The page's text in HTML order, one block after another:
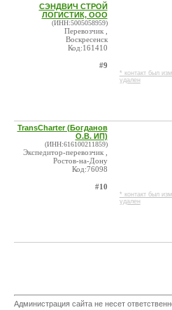
СЭНДВИЧ СТРОЙ
ЛОГИСТИК, ООО
(ИНН:5005058959)
Перевозчик ,
Воскресенск
Код:161410
#9
* контакт был
удален
TransCharter (Богданов
О.В. ИП)
(ИНН:616100211859)
Экспедитор-перевозчик ,
Ростов-на-Дону
Код:76098
#10
* контакт был
удален
Администрация сайта не несет